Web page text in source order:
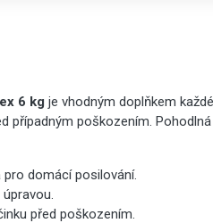
6 kg je vhodným doplňkem
případným poškozením.
domácí posilování.
před poškozením.